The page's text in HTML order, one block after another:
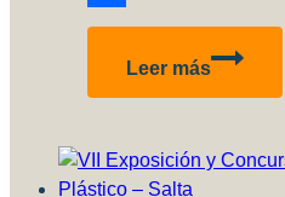
Compartir
Leer más
Sea